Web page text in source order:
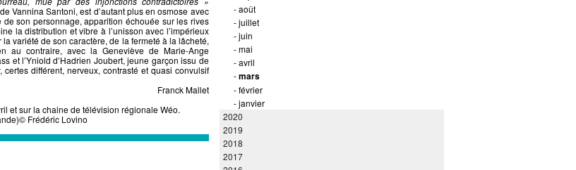
Vannina Santoni, est d’autant plus en osmose avec
son personnage, apparition échouée sur les rives
la distribution et vibre à l’unisson avec l’impérieux
variété de son caractère, de la fermeté à la lâcheté,
au contraire, avec la Geneviève de Marie-Ange
et l’Yniold d’Hadrien Joubert, jeune garçon issu de
différent, nerveux, contrasté et quasi convulsif
Franck Mallet
et sur la chaine de télévision régionale Wéo.
Frédéric Lovino
-août
-juillet
-juin
-mai
-avril
-mars
-février
-janvier
2020
2019
2018
2017